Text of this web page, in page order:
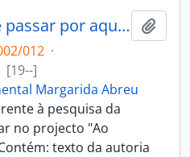
[A formação tem de passar por aqui: as histórias de vida no Projecto Prosalus]
012 ·
[19--]
Margarida Abreu
à pesquisa da
no projecto "Ao
texto da autoria